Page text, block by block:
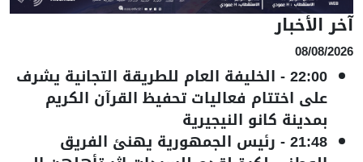
آخر الأخبار
08/08/2026
22:00
- الخليفة العام للطريقة التجانية يشرف
على اختتام فعاليات تحفيظ القرآن الكريم
بمدينة كانو النيجيرية
21:48
- رئيس الجمهورية يهنئ الفريق